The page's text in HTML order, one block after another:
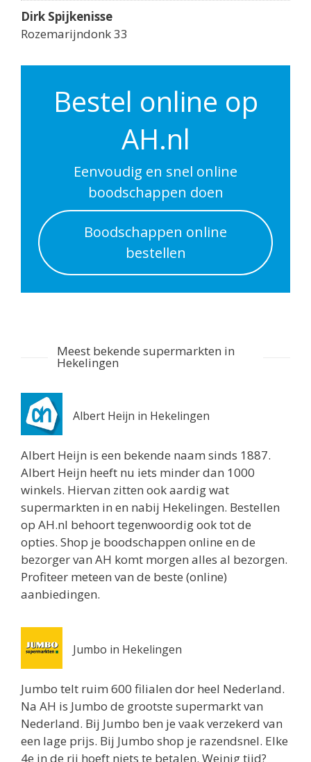
Dirk Spijkenisse
Rozemarijndonk 33
1.3 km
Hadewychplaats 32
Spijkenisse 3207KG
Routebeschrijving
Lidl Spijkenisse
Hadewychplaats 18
Spijkenisse 3207KG
1.5 km
Routebeschrijving
Nieuw-Beijerland 3264AH
Routebeschrijving
Jumbo Spijkenisse
Groenewoud 6
Spijkenisse 3203AM
1.6 km
Routebeschrijving
Plus Spijkenisse
Winterakker 21
Spijkenisse 3206TG
1.9 km
Routebeschrijving
Albert Heijn Spijkenisse
Zomerakker 105
Spijkenisse 3206TL
Routebeschrijving
Lidl Spijkenisse
Sterrenhof 6
Bestel online op
AH.nl
Eenvoudig en snel online
boodschappen doen
Boodschappen online
bestellen
Meest bekende supermarkten in
Hekelingen
Albert Heijn in Hekelingen
Albert Heijn is een bekende naam sinds 1887.
Albert Heijn heeft nu iets minder dan 1000
winkels. Hiervan zitten ook aardig wat
supermarkten in en nabij Hekelingen. Bestellen
op AH.nl behoort tegenwoordig ook tot de
opties. Shop je boodschappen online en de
bezorger van AH komt morgen alles al bezorgen.
Profiteer meteen van de beste (online)
aanbiedingen.
Jumbo in Hekelingen
Jumbo telt ruim 600 filialen dor heel Nederland.
Na AH is Jumbo de grootste supermarkt van
Nederland. Bij Jumbo ben je vaak verzekerd van
een lage prijs. Bij Jumbo shop je razendsnel. Elke
4e in de rij hoeft niets te betalen. Weinig tijd?